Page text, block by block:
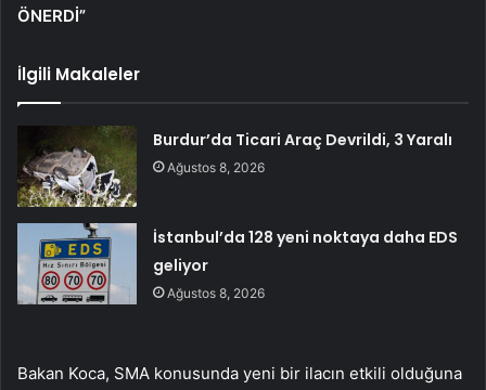
ÖNERDİ”
İlgili Makaleler
Burdur’da Ticari Araç Devrildi, 3 Yaralı
Ağustos 8, 2026
İstanbul’da 128 yeni noktaya daha EDS
geliyor
Ağustos 8, 2026
Bakan Koca, SMA konusunda yeni bir ilacın etkili olduğuna